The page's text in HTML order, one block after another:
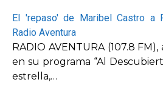
El 'repaso' de Maribel Castro a
Radio Aventura
RADIO AVENTURA (107.8
en su programa “Al
estrella,…